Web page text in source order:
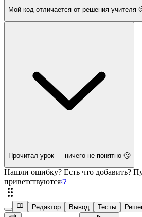
Мой код отличается от решения учителя
Прочитал урок — ничего не понятно 🙄
Нашли ошибку? Есть что добавить?
приветствуются
Редактор Вывод Тесты